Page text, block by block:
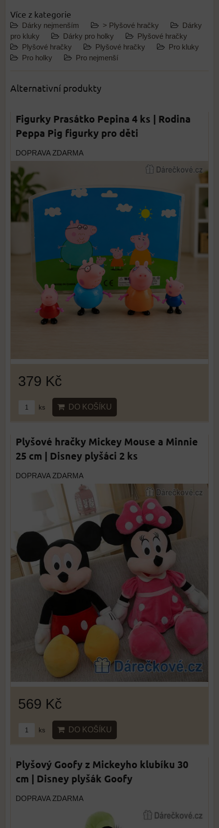
Více z kategorie
Dárky nejmenším > Plyšové hračky
Dárky
pro kluky
Dárky pro holky
Plyšové hračky
Plyšové hračky
Plyšové hračky
Pro kluky
Pro holky
Pro nejmenší
Alternativní produkty
Figurky Prasátko Pepina 4 ks | Rodina
Peppa Pig figurky pro děti
DOPRAVA ZDARMA
379 Kč
ks DO KOŠÍKU
Plyšové hračky Mickey Mouse a Minnie
25 cm | Disney plyšáci 2 ks
DOPRAVA ZDARMA
569 Kč
ks DO KOŠÍKU
Plyšový Goofy z Mickeyho klubíku 30
cm | Disney plyšák Goofy
DOPRAVA ZDARMA